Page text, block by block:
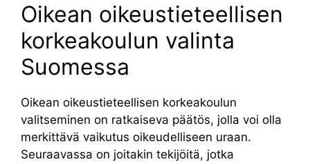
Oikean oikeustieteellisen
korkeakoulun valinta
Suomessa
Oikean oikeustieteellisen korkeakoulun
valitseminen on ratkaiseva päätös, jolla voi olla
merkittävä vaikutus oikeudelliseen uraan.
Seuraavassa on joitakin tekijöitä, jotka